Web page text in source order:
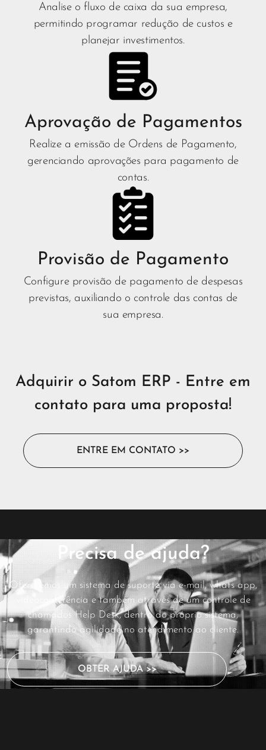
Analise o fluxo de caixa da sua empresa,
permitindo programar redução de custos e
planejar investimentos.
Aprovação de Pagamentos
Realize a emissão de Ordens de Pagamento,
gerenciando aprovações para pagamento de
contas.
Provisão de Pagamento
Configure provisão de pagamento de despesas
previstas, auxiliando o controle das contas de
sua empresa.
Adquirir o Satom ERP - Entre em
contato para uma proposta!
ENTRE EM CONTATO >>
Precisa de ajuda?
Oferecemos um sistema de suporte via e-mail, whats app,
videoconferência e também através de um controle de
chamados Help Desk, dentro do próprio sistema,
garantindo agilidade no atendimento ao cliente.
OBTER AJUDA >>